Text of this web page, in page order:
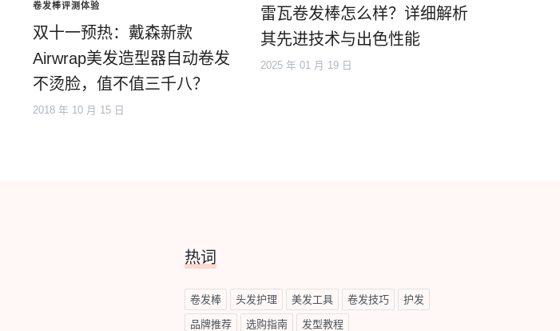
卷发棒评测体验
双十一预热：戴森新款
Airwrap美发造型器自动卷发
不烫脸，值不值三千八？
2018 年 10 月 15 日
雷瓦卷发棒怎么样？详细解析
其先进技术与出色性能
2025 年 01 月 19 日
热词
卷发棒 头发护理 美发工具 卷发技巧 护发
品牌推荐 选购指南 发型教程